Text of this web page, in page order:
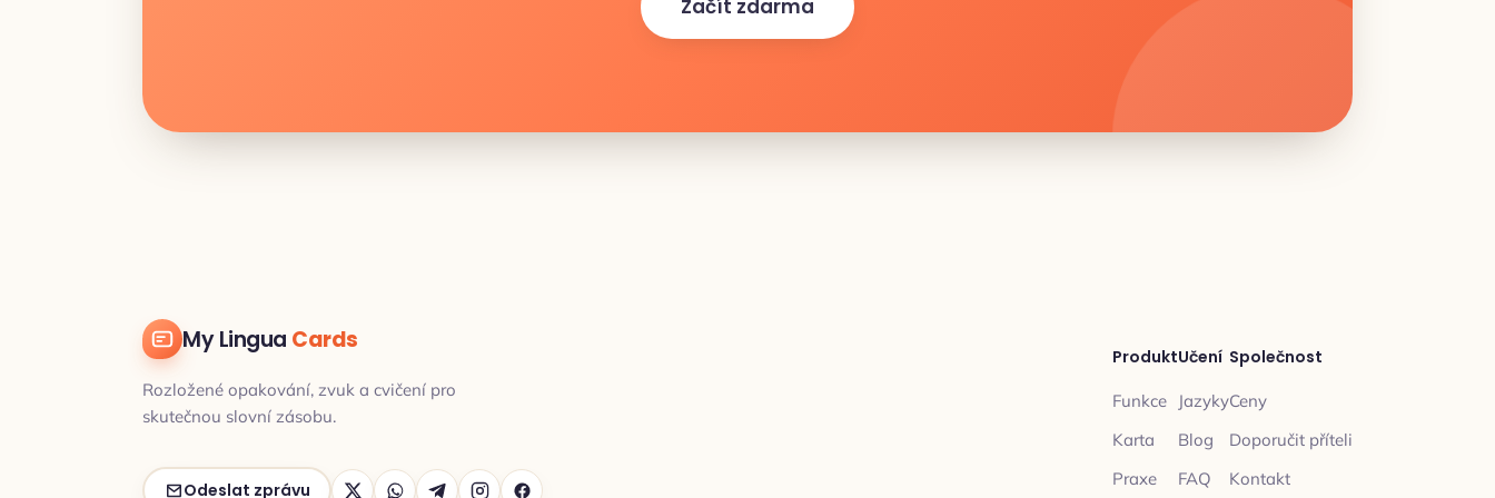
Začít zdarma
My Lingua Cards
Rozložené opakování, zvuk a cvičení pro
skutečnou slovní zásobu.
Odeslat zprávu
Produkt
Funkce
Karta
Praxe
Učení
Jazyky
Blog
FAQ
Společnost
Ceny
Doporučit příteli
Kontakt